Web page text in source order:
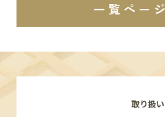
ショップニュース
イベント
一覧ペー
取り扱